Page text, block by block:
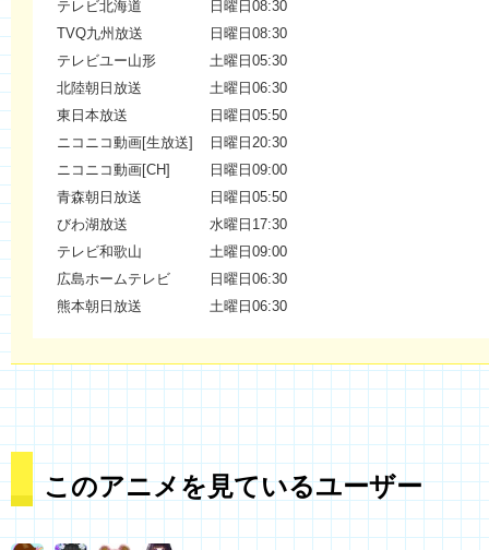
テレビ北海道
日曜日08:30
TVQ九州放送
日曜日08:30
テレビユー山形
土曜日05:30
北陸朝日放送
土曜日06:30
東日本放送
日曜日05:50
ニコニコ動画[生放送]
日曜日20:30
ニコニコ動画[CH]
日曜日09:00
青森朝日放送
日曜日05:50
びわ湖放送
水曜日17:30
テレビ和歌山
土曜日09:00
広島ホームテレビ
日曜日06:30
熊本朝日放送
土曜日06:30
このアニメを見ているユーザー